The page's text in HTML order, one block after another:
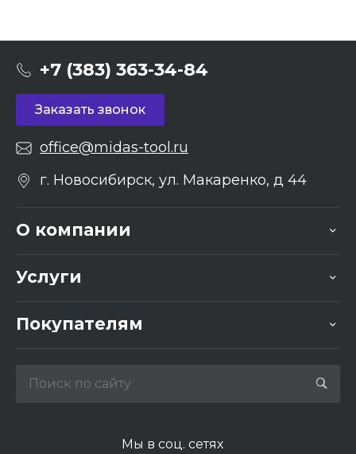
+7 (383) 363-34-84
Заказать звонок
office@midas-tool.ru
г. Новосибирск, ул. Макаренко, д 44
О компании
Услуги
Покупателям
Мы в соц. сетях